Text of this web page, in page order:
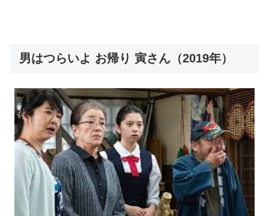
男はつらいよ お帰り 寅さん（2019年）